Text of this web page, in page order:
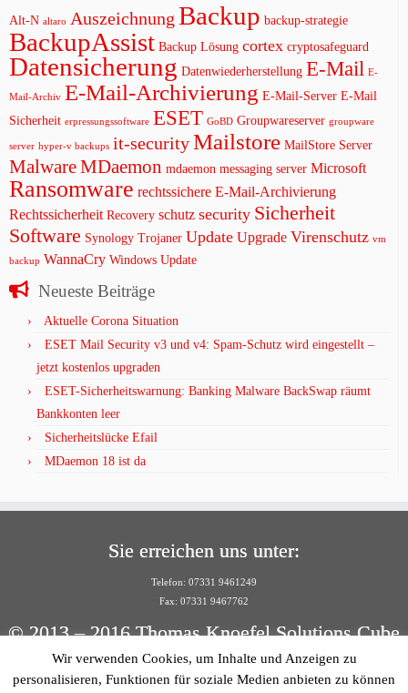
Alt-N altaro Auszeichnung Backup backup-strategie
BackupAssist Backup Lösung cortex cryptosafeguard
Datensicherung Datenwiederherstellung E-Mail E-
Mail-Archiv E-Mail-Archivierung E-Mail-Server E-Mail
Sicherheit erpressungssoftware ESET GoBD Groupwareserver groupware
server hyper-v backups it-securityMailstore MailStore Server
MalwareMDaemon mdaemon messaging server Microsoft
Ransomware rechtssichere E-Mail-Archivierung
Rechtssicherheit Recovery schutz security Sicherheit
Software Synology Trojaner Update Upgrade Virenschutz vm
backup WannaCry Windows Update
Neueste Beiträge
Aktuelle Corona Situation
ESET Mail Security v3 und v4: Spam-Schutz wird eingestellt –
jetzt kostenlos upgraden
ESET-Sicherheitswarnung: Banking Malware BackSwap räumt
Bankkonten leer
Sicherheitslücke Efail
MDaemon 18 ist da
Sie erreichen uns unter:
Telefon: 07331 9461249
Fax: 07331 9467762
© 2013 – 2016 Thomas Knoefel Solutions Cube
Per E-Mail:
Wir verwenden Cookies, um Inhalte und Anzeigen zu
personalisieren, Funktionen für soziale Medien anbieten zu können